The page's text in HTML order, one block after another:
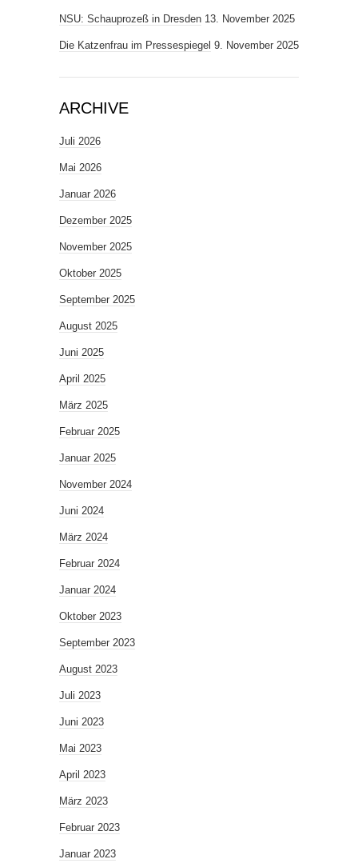
NSU: Schauprozeß in Dresden 13. November 2025
Die Katzenfrau im Pressespiegel 9. November 2025
ARCHIVE
Juli 2026
Mai 2026
Januar 2026
Dezember 2025
November 2025
Oktober 2025
September 2025
August 2025
Juni 2025
April 2025
März 2025
Februar 2025
Januar 2025
November 2024
Juni 2024
März 2024
Februar 2024
Januar 2024
Oktober 2023
September 2023
August 2023
Juli 2023
Juni 2023
Mai 2023
April 2023
März 2023
Februar 2023
Januar 2023